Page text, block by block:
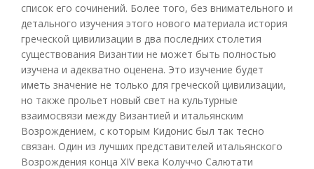
список его сочинений. Более того, без внимательного и
детального изучения этого нового материала история
греческой цивилизации в два последних столетия
существования Византии не может быть полностью
изучена и адекватно оценена. Это изучение будет
иметь значение не только для греческой цивилизации,
но также прольет новый свет на культурные
взаимосвязи между Византией и итальянским
Возрождением, с которым Кидонис был так тесно
связан. Один из лучших представителей итальянского
Возрождения конца XIV века Колуччо Салютати